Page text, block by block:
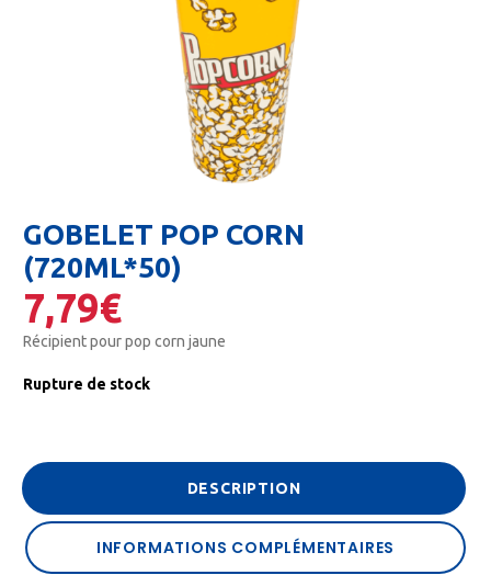
GOBELET POP CORN
(720ML*50)
7,79€
Récipient pour pop corn jaune
Rupture de stock
DESCRIPTION
INFORMATIONS COMPLÉMENTAIRES